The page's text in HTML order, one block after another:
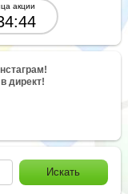
акции
директ!